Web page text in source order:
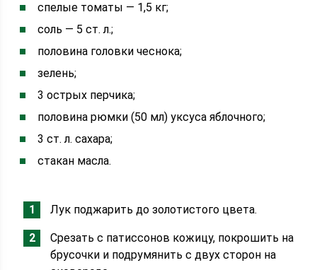
спелые томаты — 1,5 кг;
соль — 5 ст. л.;
половина головки чеснока;
зелень;
3 острых перчика;
половина рюмки (50 мл) уксуса яблочного;
3 ст. л. сахара;
стакан масла.
Лук поджарить до золотистого цвета.
Срезать с патиссонов кожицу, покрошить на
брусочки и подрумянить с двух сторон на